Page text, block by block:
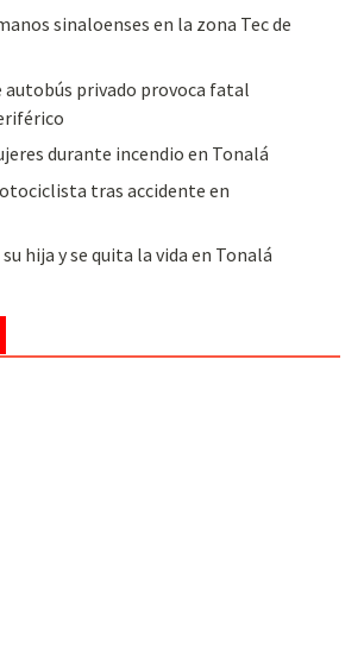
sinaloenses en la zona Tec de
autobús privado provoca fatal
durante incendio en Tonalá
tras accidente en
hija y se quita la vida en Tonalá